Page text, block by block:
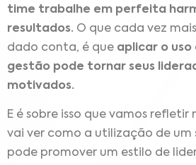
time trabalhe em perfeita
resultados. O que cada vez
dado conta, é que aplicar o
gestão pode tornar seus
motivados.
E é sobre isso que vamos refletir
vai ver como a utilização de um
pode promover um estilo de